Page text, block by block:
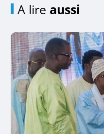
A lire aussi